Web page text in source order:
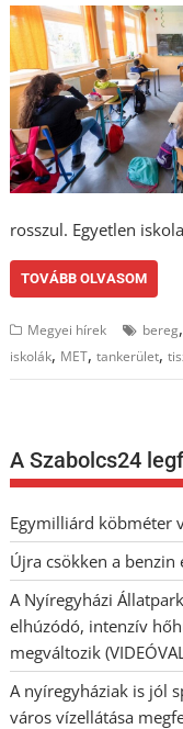
rosszul. Egyetlen
TOVÁBB OLVASOM
Megyei hírek bereg,
iskolák, MET,tankerület,
A Szabolcs24
Egymilliárd köbméter
Újra csökken a benzin
A Nyíregyházi
elhúzódó, intenzív
megváltozik
A nyíregyháziak is jól
város vízellátása